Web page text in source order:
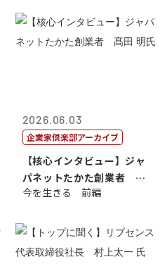
2026.06.03
企業家倶楽部アーカイブ
【核心インタビュー】ジャ
パネットたかた創業者 髙
田 明氏
今を生きる 前編